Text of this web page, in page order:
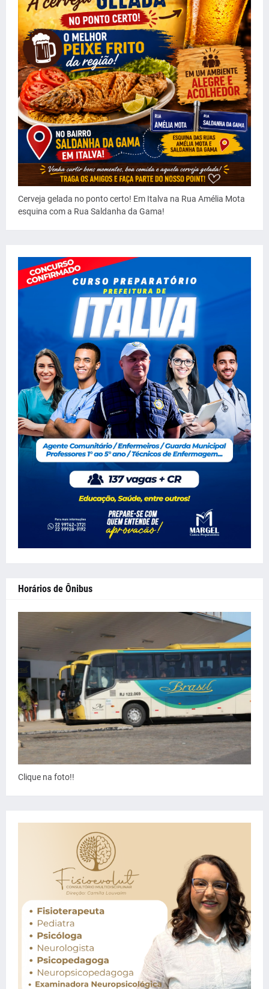
Cerveja gelada no ponto certo! Em Italva na Rua Amélia Mota
esquina com a Rua Saldanha da Gama!
Horários de Ônibus
Clique na foto!!